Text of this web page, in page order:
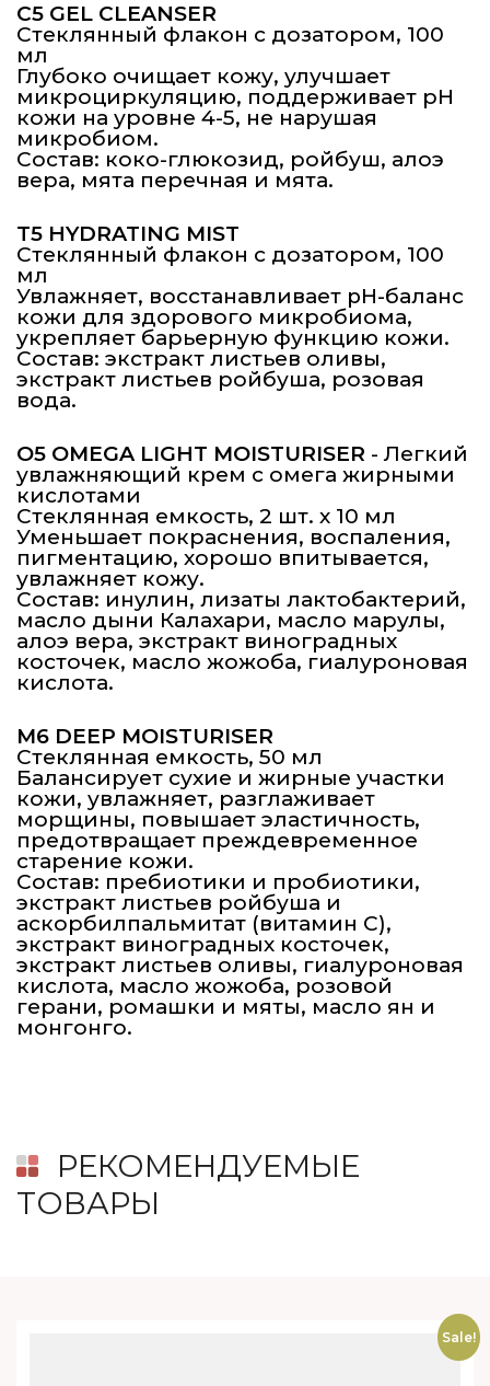
С5 GEL CLEANSER
Стеклянный флакон с дозатором, 100
мл
Глубоко очищает кожу, улучшает
микроциркуляцию, поддерживает рН
кожи на уровне 4-5, не нарушая
микробиом.
Состав: коко-глюкозид, ройбуш, алоэ
вера, мята перечная и мята.
T5 HYDRATING MIST
Стеклянный флакон с дозатором, 100
мл
Увлажняет, восстанавливает pH-баланс
кожи для здорового микробиома,
укрепляет барьерную функцию кожи.
Состав: экстракт листьев оливы,
экстракт листьев ройбуша, розовая
вода.
O5 OMEGA LIGHT MOISTURISER - Легкий
увлажняющий крем с омега жирными
кислотами
Стеклянная емкость, 2 шт. х 10 мл
Уменьшает покраснения, воспаления,
пигментацию, хорошо впитывается,
увлажняет кожу.
Состав: инулин, лизаты лактобактерий,
масло дыни Калахари, масло марулы,
алоэ вера, экстракт виноградных
косточек, масло жожоба, гиалуроновая
кислота.
M6 DEEP MOISTURISER
Стеклянная емкость, 50 мл
Балансирует сухие и жирные участки
кожи, увлажняет, разглаживает
морщины, повышает эластичность,
предотвращает преждевременное
старение кожи.
Состав: пребиотики и пробиотики,
экстракт листьев ройбуша и
аскорбилпальмитат (витамин С),
экстракт виноградных косточек,
экстракт листьев оливы, гиалуроновая
кислота, масло жожоба, розовой
герани, ромашки и мяты, масло ян и
монгонго.
РЕКОМЕНДУЕМЫЕ
ТОВАРЫ
Sale!